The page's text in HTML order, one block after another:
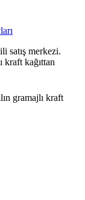
satış merkezi.
kraft kağıttan
gramajlı kraft